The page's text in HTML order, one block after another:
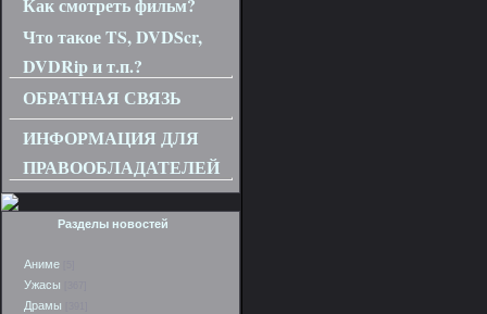
Что такое TS, DVDScr,
DVDRip и т.п.?
ОБРАТНАЯ СВЯЗЬ
ИНФОРМАЦИЯ ДЛЯ
ПРАВООБЛАДАТЕЛЕЙ
Разделы новостей
Аниме
Ужасы
Драмы